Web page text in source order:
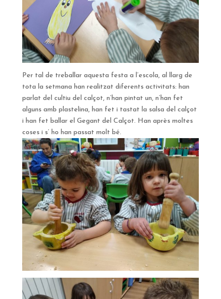
Per tal de treballar aquesta festa a l’escola, al llarg de
tota la setmana han realitzat diferents activitats: han
parlat del cultiu del calçot, n’han pintat un, n’han fet
alguns amb plastelina, han fet i tastat la salsa del calçot
i han fet ballar el Gegant del Calçot. Han après moltes
coses i s’ ho han passat molt bé.